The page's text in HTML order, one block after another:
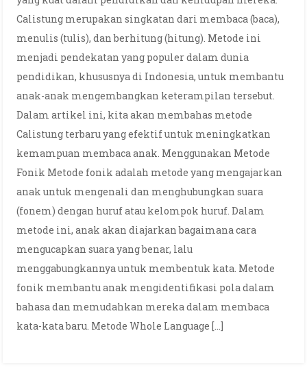
Calistung merupakan singkatan dari membaca (baca),
menulis (tulis), dan berhitung (hitung). Metode ini
menjadi pendekatan yang populer dalam dunia
pendidikan, khususnya di Indonesia, untuk membantu
anak-anak mengembangkan keterampilan tersebut.
Dalam artikel ini, kita akan membahas metode
Calistung terbaru yang efektif untuk meningkatkan
kemampuan membaca anak. Menggunakan Metode
Fonik Metode fonik adalah metode yang mengajarkan
anak untuk mengenali dan menghubungkan suara
(fonem) dengan huruf atau kelompok huruf. Dalam
metode ini, anak akan diajarkan bagaimana cara
mengucapkan suara yang benar, lalu
menggabungkannya untuk membentuk kata. Metode
fonik membantu anak mengidentifikasi pola dalam
bahasa dan memudahkan mereka dalam membaca
kata-kata baru. Metode Whole Language […]